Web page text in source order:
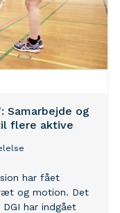
Samarbejde og
flere aktive
har fået
og motion. Det
har indgået